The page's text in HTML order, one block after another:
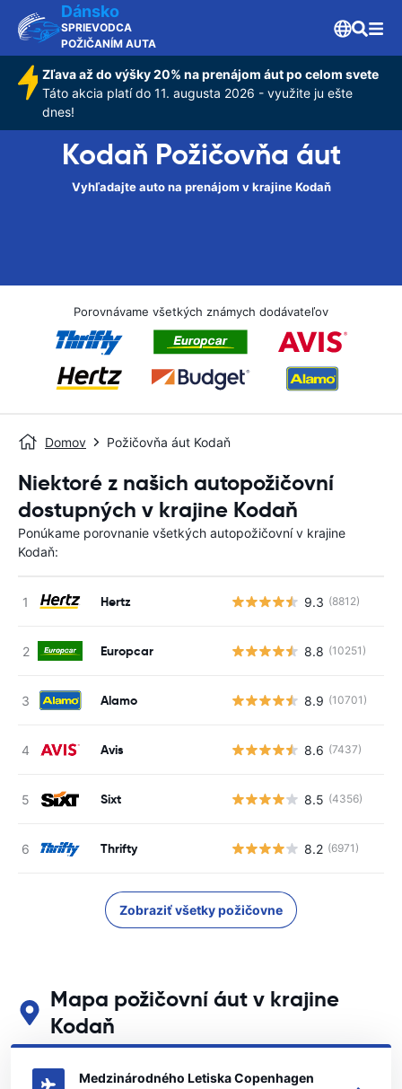
Dánsko
SPRIEVODCA
POŽIČANÍM AUTA
Zľava až do výšky 20% na prenájom áut po celom svete
Táto akcia platí do 11. augusta 2026 - využite ju ešte
dnes!
Kodaň Požičovňa áut
Vyhľadajte auto na prenájom v krajine Kodaň
Porovnávame všetkých známych dodávateľov
Domov Požičovňa áut Kodaň
Niektoré z našich autopožičovní
dostupných v krajine Kodaň
Ponúkame porovnanie všetkých autopožičovní v krajine
Kodaň:
Hertz 9.3 (8812)
Europcar 8.8 (10251)
Alamo 8.9 (10701)
Avis 8.6 (7437)
Sixt 8.5 (4356)
Thrifty 8.2 (6971)
Zobraziť všetky požičovne
Mapa požičovní áut v krajine
Kodaň
Pozrite si naše hlavné požičovne áut v krajine Kodaň
Medzinárodného Letiska Copenhagen